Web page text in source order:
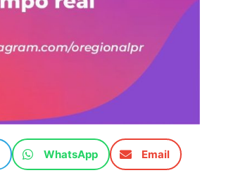
WhatsApp Email